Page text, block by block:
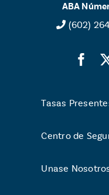
ABA
(602)
Tasas
Centro de
Unase